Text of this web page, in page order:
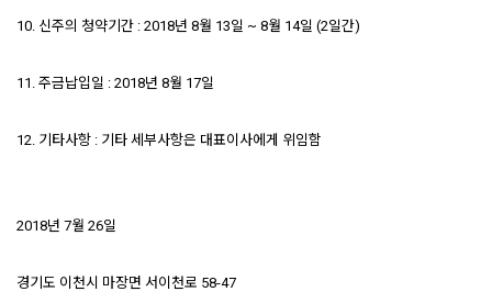
10. 신주의 청약기간 : 2018년 8월 13일 ~ 8월 14일 (2일간)
11. 주금납입일 : 2018년 8월 17일
12. 기타사항 : 기타 세부사항은 대표이사에게 위임함
2018년 7월 26일
경기도 이천시 마장면 서이천로 58-47